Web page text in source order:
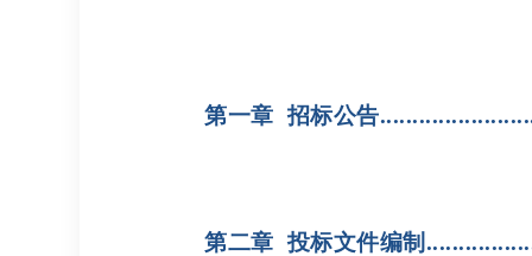
第一章 招标公告
第二章 投标文件编制